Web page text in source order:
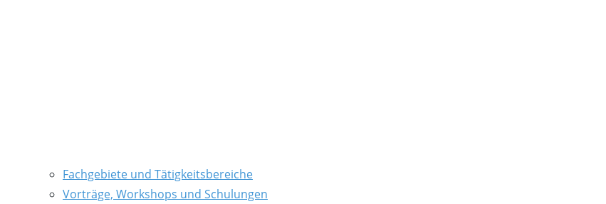
Fachgebiete und Tätigkeitsbereiche
Vorträge, Workshops und Schulungen